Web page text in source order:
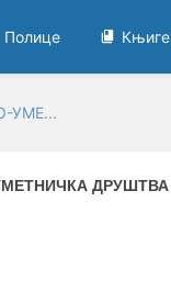
Полице Књиге
УМЕ...
ДРУШТВА